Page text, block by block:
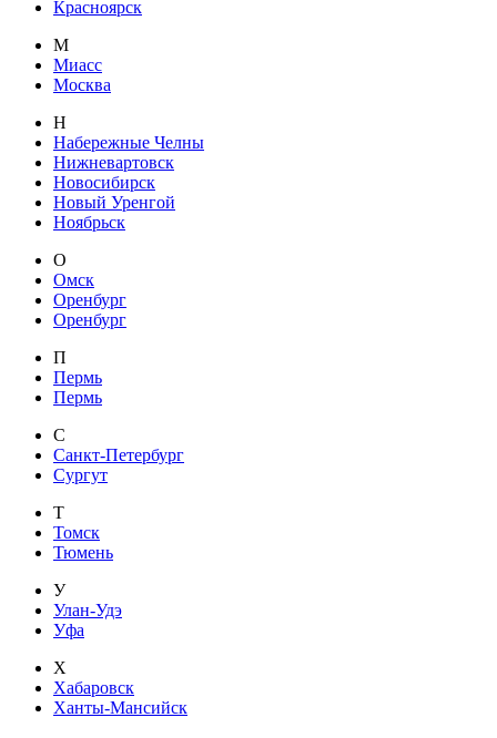
Красноярск
М
Миасс
Москва
Н
Набережные Челны
Нижневартовск
Новосибирск
Новый Уренгой
Ноябрьск
О
Омск
Оренбург
Оренбург
П
Пермь
Пермь
С
Санкт-Петербург
Сургут
Т
Томск
Тюмень
У
Улан-Удэ
Уфа
Х
Хабаровск
Ханты-Мансийск